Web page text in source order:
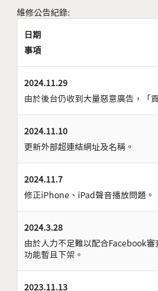
維修公告紀錄:
日期
事項
2024.11.29
由於後台仍收到大量惡意廣告，「
2024.11.10
更新外部超連結網址及名稱。
2024.11.7
修正iPhone、iPad聲音播放問題。
2024.3.28
由於人力不足難以配合Facebook
功能暫且下架。
2023.11.13